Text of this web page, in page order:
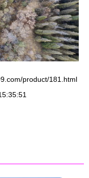
product/181.html